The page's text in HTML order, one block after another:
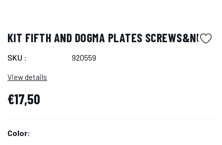
KIT FIFTH AND DOGMA PLATES SCREWS&NUTS
SKU : 920559
View details
€17,50
Color: